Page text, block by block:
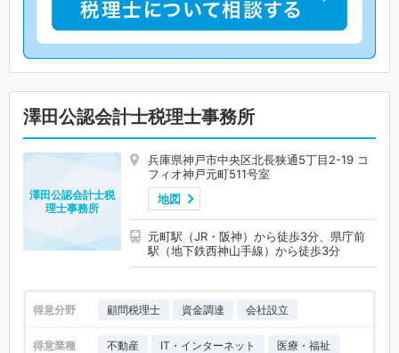
澤田公認会計士税理士事務所
兵庫県神戸市中央区北長狭通5丁目2-19 コ
フィオ神戸元町511号室
地図
元町駅（JR・阪神）から徒歩3分、県庁前
駅（地下鉄西神山手線）から徒歩3分
澤田公認会計士税
理士事務所
得意分野 顧問税理士 資金調達 会社設立
得意業種 不動産 IT・インターネット
医療・福祉